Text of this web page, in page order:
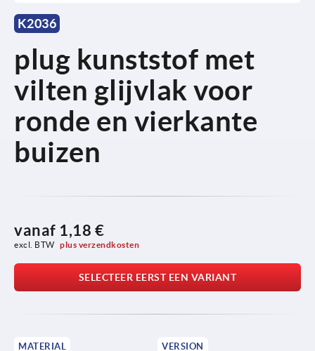
K2036
plug kunststof met
vilten glijvlak voor
ronde en vierkante
buizen
vanaf 1,18 €
excl. BTW plus verzendkosten
SELECTEER EERST EEN VARIANT
MATERIAL VERSION